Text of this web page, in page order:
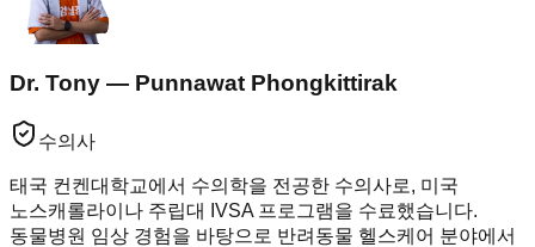
Dr. Tony — Punnawat Phongkittirak
수의사
태국 컨켄대학교에서 수의학을 전공한 수의사로, 미국
노스캐롤라이나 주립대 IVSA 프로그램을 수료했습니다.
동물병원 임상 경험을 바탕으로 반려동물 헬스케어 분야에서